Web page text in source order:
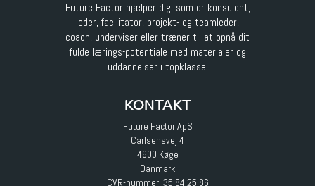
Future Factor hjælper dig, som er konsulent,
leder, facilitator, projekt- og teamleder,
coach, underviser eller træner til at opnå dit
fulde lærings-potentiale med materialer og
uddannelser i topklasse.
KONTAKT
Future Factor ApS
Carlsensvej 4
4600 Køge
Danmark
CVR-nummer: 35 84 25 86